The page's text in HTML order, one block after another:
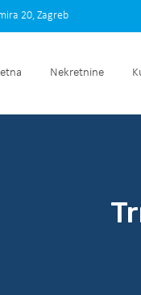
Početna
20, Zagreb
Nekretnine